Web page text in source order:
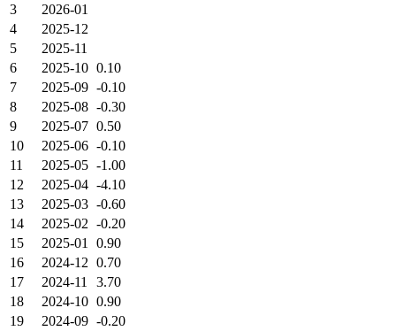
3
2026-01
4
2025-12
5
2025-11
6
2025-10 0.10
7
2025-09 -0.10
8
2025-08 -0.30
9
2025-07 0.50
10
2025-06 -0.10
11
2025-05 -1.00
12
2025-04 -4.10
13
2025-03 -0.60
14
2025-02 -0.20
15
2025-01
0.90
16
2024-12 0.70
17
2024-11
3.70
18
2024-10 0.90
19
2024-09 -0.20